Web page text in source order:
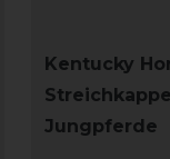
Kentucky
Jungpferde